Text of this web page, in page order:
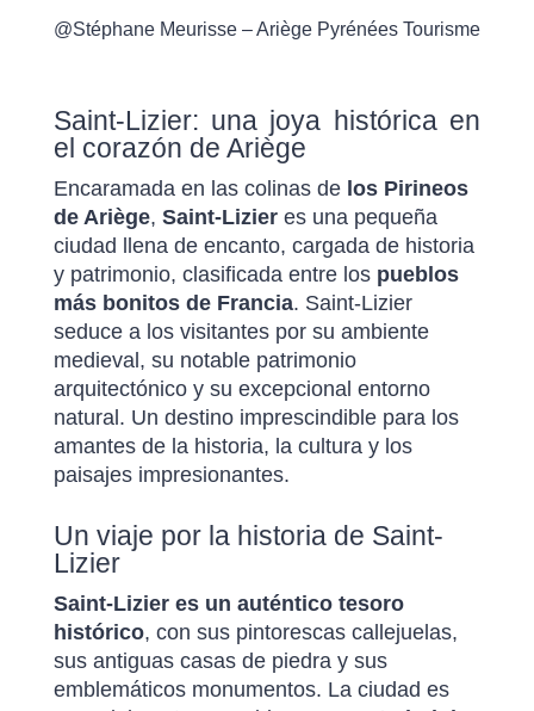
@Stéphane Meurisse – Ariège Pyrénées Tourisme
Saint-Lizier: una joya histórica en
el corazón de Ariège
Encaramada en las colinas de los Pirineos
de Ariège, Saint-Lizieres una pequeña
ciudad llena de encanto, cargada de historia
y patrimonio, clasificada entre los pueblos
más bonitos de Francia. Saint-Lizier
seduce a los visitantes por su ambiente
medieval, su notable patrimonio
arquitectónico y su excepcional entorno
natural. Un destino imprescindible para los
amantes de la historia, la cultura y los
paisajes impresionantes.
Un viaje por la historia de Saint-
Lizier
Saint-Lizier es un auténtico tesoro
histórico, con sus pintorescas callejuelas,
sus antiguas casas de piedra y sus
emblemáticos monumentos. La ciudad es